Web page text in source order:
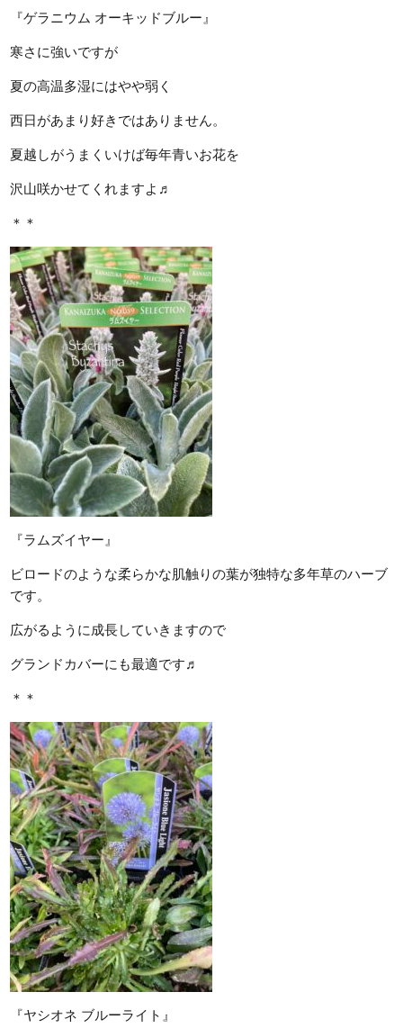
『ゲラニウム オーキッドブルー』
寒さに強いですが
夏の高温多湿にはやや弱く
西日があまり好きではありません。
夏越しがうまくいけば毎年青いお花を
沢山咲かせてくれますよ♬
＊＊
『ラムズイヤー』
ビロードのような柔らかな肌触りの葉が独特な多年草のハーブ
です。
広がるように成長していきますので
グランドカバーにも最適です♬
＊＊
『ヤシオネ ブルーライト』